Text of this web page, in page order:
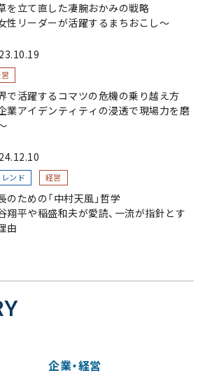
を立て直した凄腕おかみの戦略
性リーダーが活躍するまちおこし〜
で活躍するコマツの危機の乗り越え方
業アイデンティティの浸透で現場力を磨
レンド 経営
のための「中村天風」哲学
翔平や稲盛和夫が愛読、一流が指針とす
由
企業・経営